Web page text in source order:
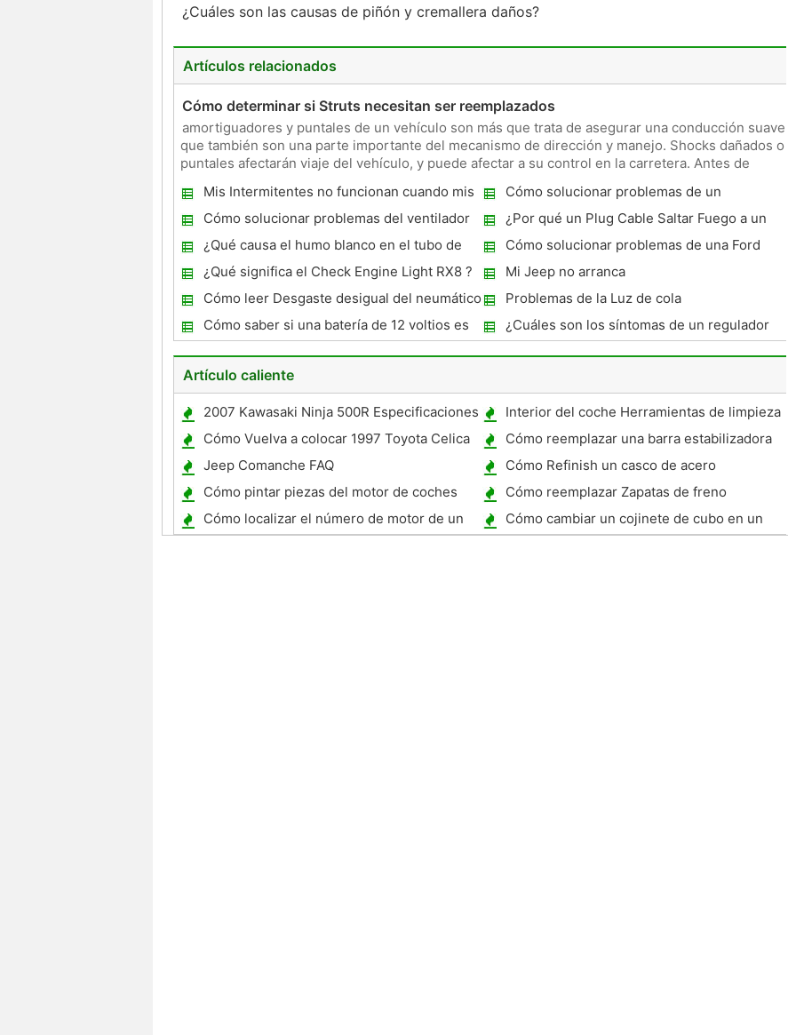
¿Cuáles son las causas de piñón y cremallera daños?
Artículos relacionados
Cómo determinar si Struts necesitan ser reemplazados
amortiguadores y puntales de un vehículo son más que trata de asegurar una conducción suave -
que también son una parte importante del mecanismo de dirección y manejo. Shocks dañados o
puntales afectarán viaje del vehículo, y puede afectar a su control en la carretera. Antes de
Mis Intermitentes no funcionan cuando mis
frenos se aplican
Cómo solucionar problemas de un
Plymouth Neon 2001
Cómo solucionar problemas del ventilador
de refrigeración en un Buick Century 1993
¿Por qué un Plug Cable Saltar Fuego a un
bloque de motor?
¿Qué causa el humo blanco en el tubo de
escape de automóvil?
Cómo solucionar problemas de una Ford
Ranger Código de motor 1992
¿Qué significa el Check Engine Light RX8 ?
Mi Jeep no arranca
Cómo leer Desgaste desigual del neumático
Problemas de la Luz de cola
Cómo saber si una batería de 12 voltios es
malo?
¿Cuáles son los síntomas de un regulador
de presión de combustible malo ?
Artículo caliente
2007 Kawasaki Ninja 500R Especificaciones
Interior del coche Herramientas de limpieza
Cómo Vuelva a colocar 1997 Toyota Celica
Puerta Tapicería Panel
Cómo reemplazar una barra estabilizadora
frontal en un Jeep Wrangler
Jeep Comanche FAQ
Cómo Refinish un casco de acero
Cómo pintar piezas del motor de coches
clásicos
Cómo reemplazar Zapatas de freno
delantero en un Civic 2006
Cómo localizar el número de motor de un
Chevrolet
Cómo cambiar un cojinete de cubo en un
Chevy 1500 2003